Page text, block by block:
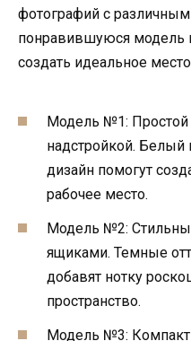
фотографий с
понравившуюся модель
создать идеальное
Модель №1: Простой
надстройкой.
дизайн помогут
рабочее место.
Модель №2:
ящиками. Темные
добавят нотку
пространство.
Модель №3: